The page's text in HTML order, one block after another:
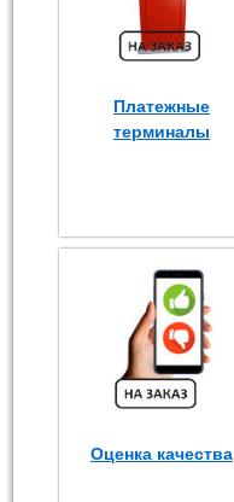
Платежные
терминалы
Оценка качества